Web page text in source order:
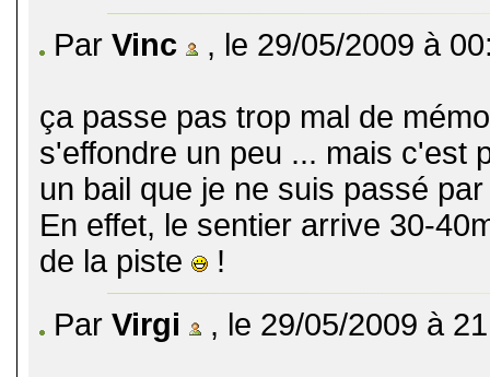
Par Vinc , le 29/05/2009 à
ça passe pas trop mal de
s'effondre un peu ... mais c'est
un bail que je ne suis passé
En effet, le sentier arrive 30-
de la piste
!
Par Virgi , le 29/05/2009 à